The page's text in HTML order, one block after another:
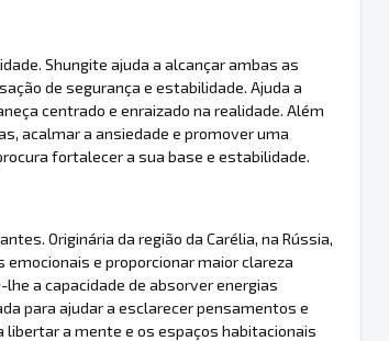
Shungite ajuda a alcançar ambas as
de segurança e estabilidade. Ajuda a
centrado e enraizado na realidade. Além
acalmar a ansiedade e promover uma
fortalecer a sua base e estabilidade.
Originária da região da Carélia, na Rússia,
e proporcionar maior clareza
a capacidade de absorver energias
para ajudar a esclarecer pensamentos e
libertar a mente e os espaços habitacionais